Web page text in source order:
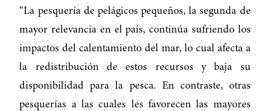
“La pesquería de pelágicos pequeños, la segunda de
mayor relevancia en el país, continúa sufriendo los
impactos del calentamiento del mar, lo cual afecta a
la redistribución de estos recursos y baja su
disponibilidad para la pesca. En contraste, otras
pesquerías a las cuales les favorecen las mayores